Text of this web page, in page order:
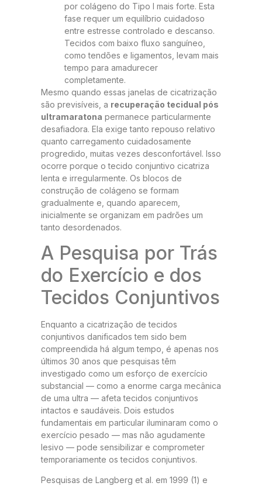
por colágeno do Tipo I mais forte. Esta
fase requer um equilíbrio cuidadoso
entre estresse controlado e descanso.
Tecidos com baixo fluxo sanguíneo,
como tendões e ligamentos, levam mais
tempo para amadurecer
completamente.
Mesmo quando essas janelas de cicatrização
são previsíveis, a recuperação tecidual pós
ultramaratona permanece particularmente
desafiadora. Ela exige tanto repouso relativo
quanto carregamento cuidadosamente
progredido, muitas vezes desconfortável. Isso
ocorre porque o tecido conjuntivo cicatriza
lenta e irregularmente. Os blocos de
construção de colágeno se formam
gradualmente e, quando aparecem,
inicialmente se organizam em padrões um
tanto desordenados.
A Pesquisa por Trás
do Exercício e dos
Tecidos Conjuntivos
Enquanto a cicatrização de tecidos
conjuntivos danificados tem sido bem
compreendida há algum tempo, é apenas nos
últimos 30 anos que pesquisas têm
investigado como um esforço de exercício
substancial — como a enorme carga mecânica
de uma ultra — afeta tecidos conjuntivos
intactos e saudáveis. Dois estudos
fundamentais em particular iluminaram como o
exercício pesado — mas não agudamente
lesivo — pode sensibilizar e comprometer
temporariamente os tecidos conjuntivos.
Pesquisas de Langberg et al. em 1999 (1) e